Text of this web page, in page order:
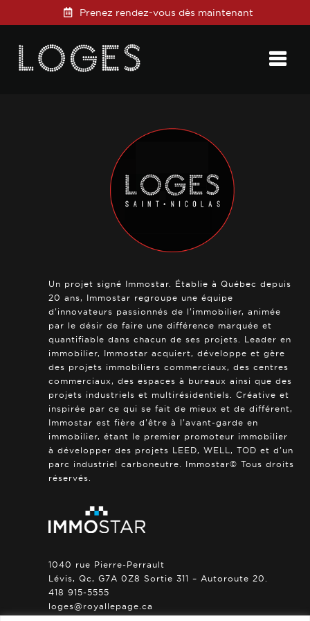
Prenez rendez-vous dès maintenant
Un projet signé Immostar. Établie à Québec depuis
20 ans, Immostar regroupe une équipe
d’innovateurs passionnés de l’immobilier, animée
par le désir de faire une différence marquée et
quantifiable dans chacun de ses projets. Leader en
immobilier, Immostar acquiert, développe et gère
des projets immobiliers commerciaux, des centres
commerciaux, des espaces à bureaux ainsi que des
projets industriels et multirésidentiels. Créative et
inspirée par ce qui se fait de mieux et de différent,
Immostar est fière d’être à l’avant-garde en
immobilier, étant le premier promoteur immobilier
à développer des projets LEED, WELL, TOD et d’un
parc industriel carboneutre. Immostar© Tous droits
réservés.
1040 rue Pierre-Perrault
Lévis, Qc, G7A 0Z8 Sortie 311 – Autoroute 20.
418 915-5555
loges@royallepage.ca